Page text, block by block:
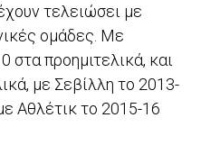
τελειώσει με
ομάδες. Με
στα προημιτελικά, και
με Σεβίλλη το 2013-
Αθλέτικ το 2015-16